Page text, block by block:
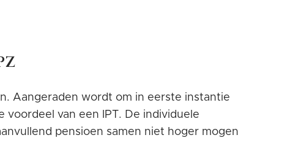
Aangeraden wordt om in eerste instantie
van een IPT. De individuele
pensioen samen niet hoger mogen